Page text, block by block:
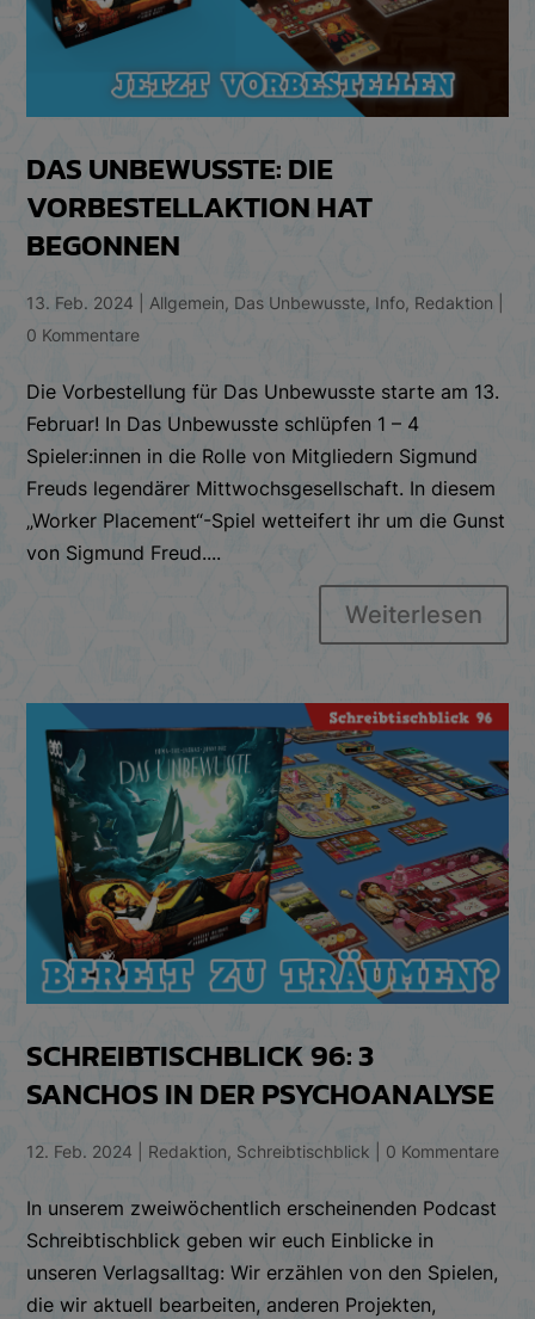
DAS UNBEWUSSTE: DIE
VORBESTELLAKTION HAT
BEGONNEN
13. Feb. 2024 Allgemein, Das Unbewusste, Info, Redaktion
0 Kommentare
Die Vorbestellung für Das Unbewusste starte am 13.
Februar! In Das Unbewusste schlüpfen 1 – 4
Spieler:innen in die Rolle von Mitgliedern Sigmund
Freuds legendärer Mittwochsgesellschaft. In diesem
„Worker Placement“-Spiel wetteifert ihr um die Gunst
von Sigmund Freud....
Weiterlesen
SCHREIBTISCHBLICK 96: 3
SANCHOS IN DER PSYCHOANALYSE
12. Feb. 2024 Redaktion, Schreibtischblick 0 Kommentare
In unserem zweiwöchentlich erscheinenden Podcast
Schreibtischblick geben wir euch Einblicke in
unseren Verlagsalltag: Wir erzählen von den Spielen,
die wir aktuell bearbeiten, anderen Projekten,